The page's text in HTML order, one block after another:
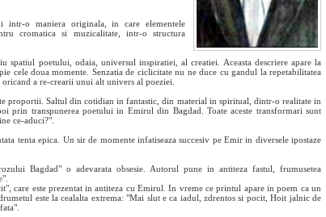
intr-o maniera originala, in care elementele
cromatica si muzicalitate, intr-o structura
spatiul poetului, odaia, universul inspiratiei, al creatiei. Aceasta descriere apare la
cele doua momente. Senzatia de ciclicitate nu ne duce cu gandul la repetabilitatea
a re-crearii unui alt univers al poeziei.
proportii. Saltul din cotidian in fantastic, din material in spiritual, dintr-o realitate in
prin transpunerea poetului in Emirul din Bagdad. Toate aceste transformari sunt
ce-aduci?".
tenta epica. Un sir de momente infatiseaza succesiv pe Emir in diversele ipostaze
Bagdad" o adevarata obsesie. Autorul pune in antiteza fastul, frumusetea
care este prezentat in antiteza cu Emirul. In vreme ce printul apare in poem ca un
este la cealalta extrema: "Mai slut e ca iadul, zdrentos si pocit, Hoit jalnic de